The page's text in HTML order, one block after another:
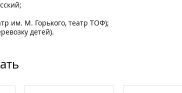
им. М. Горького, театр ТОФ);
детей).